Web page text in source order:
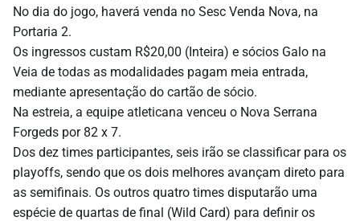
No dia do jogo, haverá venda no Sesc Venda Nova, na
Portaria 2.
Os ingressos custam R$20,00 (Inteira) e sócios Galo na
Veia de todas as modalidades pagam meia entrada,
mediante apresentação do cartão de sócio.
Na estreia, a equipe atleticana venceu o Nova Serrana
Forgeds por 82 x 7.
Dos dez times participantes, seis irão se classificar para os
playoffs, sendo que os dois melhores avançam direto para
as semifinais. Os outros quatro times disputarão uma
espécie de quartas de final (Wild Card) para definir os